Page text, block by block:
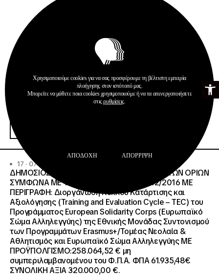
Ανοίξτε
17 · 07 · 2026
ΔΗΜΟΣΙΟΣ ΑΝΟΙΧΤΟΣ ΔΙΑΓΩΝΙΣΜΟΣ ΚΑΤΩ ΤΩΝ ΟΡΙΩΝ
ΣΥΜΦΩΝΑ ΜΕ ΤΟ ΑΡΘΡΟ 107 ΤΟΥ Ν.4412/2016 ΜΕ
ΠΕΡΙΓΡΑΦΗ: Διοργάνωση Κύκλου Κατάρτισης και
Αξιολόγησης (Training and Evaluation Cycle – TEC) του
Προγράμματος European Solidarity Corps (Ευρωπαϊκό
Σώμα Αλληλεγγύης) της Εθνικής Μονάδας Συντονισμού
των Προγραμμάτων Erasmus+/Τομέας Νεολαία &
Αθλητισμός και Ευρωπαϊκό Σώμα Αλληλεγγύης ΜΕ
ΠΡΟΫΠΟΛΓΙΣΜΟ:258.064,52 € μη
συμπεριλαμβανομένου του Φ.Π.Α. ΦΠΑ 61.935,48€
ΣΥΝΟΛΙΚΗ ΑΞΙΑ 320.000,00 €.
Χρησιμοποιούμε cookies για να σας προσφέρουμε τη βέλτιστη εμπειρία
πλοήγησης στον ιστότοπό μας.
Μπορείτε να μάθετε ποια cookies χρησιμοποιούμε ή να τα απενεργοποιήσετε
στιςρυθμίσεις.
ΑΠΟΔΟΧΉ ΑΠΌΡΡΙΨΗ